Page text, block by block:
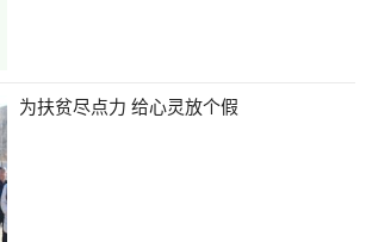
为扶贫尽点力 给心灵放个假